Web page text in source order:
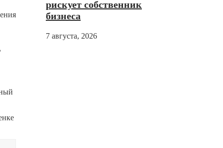
рискует собственник
бизнеса
7 августа, 2026